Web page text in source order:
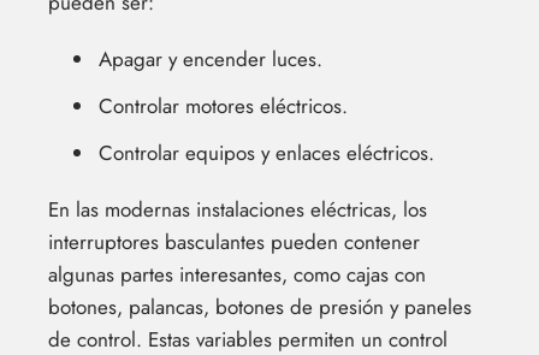
Apagar y encender luces.
Controlar motores eléctricos.
Controlar equipos y enlaces eléctricos.
En las modernas instalaciones eléctricas, los
interruptores basculantes pueden contener
algunas partes interesantes, como cajas con
botones, palancas, botones de presión y paneles
de control. Estas variables permiten un control